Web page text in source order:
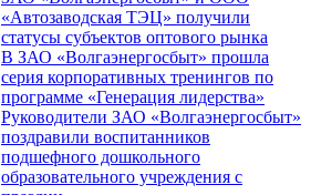
«Автозаводская ТЭЦ» получили
статусы субъектов оптового рынка
В ЗАО «Волгаэнергосбыт» прошла
серия корпоративных тренингов по
программе «Генерация лидерства»
Руководители ЗАО «Волгаэнергосбыт»
поздравили воспитанников
подшефного дошкольного
образовательного учреждения с